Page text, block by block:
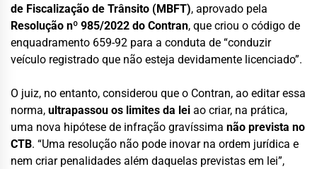
de Fiscalização de Trânsito (MBFT), aprovado pela
Resolução nº 985/2022 do Contran, que criou o código de
enquadramento 659-92 para a conduta de “conduzir
veículo registrado que não esteja devidamente licenciado”.
O juiz, no entanto, considerou que o Contran, ao editar essa
norma, ultrapassou os limites da lei ao criar, na prática,
uma nova hipótese de infração gravíssima não prevista no
CTB. “Uma resolução não pode inovar na ordem jurídica e
nem criar penalidades além daquelas previstas em lei”,